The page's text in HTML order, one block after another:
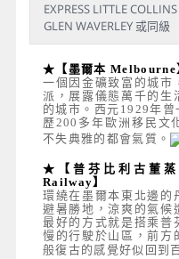
EXPRESS LITTLE
GLEN WAVERLEY 或同級
★【墨爾本 Melbourne
一個因金礦致富的城市
派，展露儀態萬千的生
的城市。西元1929年
歷200多年歐洲移民文
不失典雅的都會氣質。
★【普芬比利古董
Railway】
環繞在墨爾本東北邊的
避暑勝地，涼爽的氣候
最好的方式就是搭乘普
慢的行駛於山區，前方
般復古的感覺好似回到